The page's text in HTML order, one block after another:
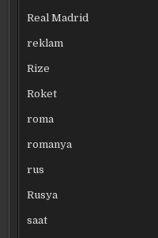
Real Madrid
reklam
Rize
Roket
roma
romanya
rus
Rusya
saat